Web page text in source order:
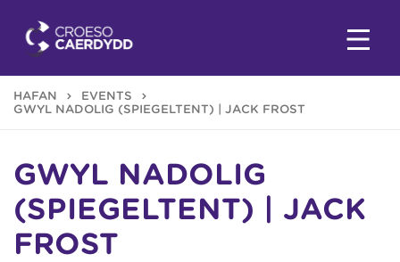
HAFAN
EVENTS
GŴYL NADOLIG (SPIEGELTENT) | JACK FROST
GŴYL NADOLIG
(SPIEGELTENT) | JACK
FROST